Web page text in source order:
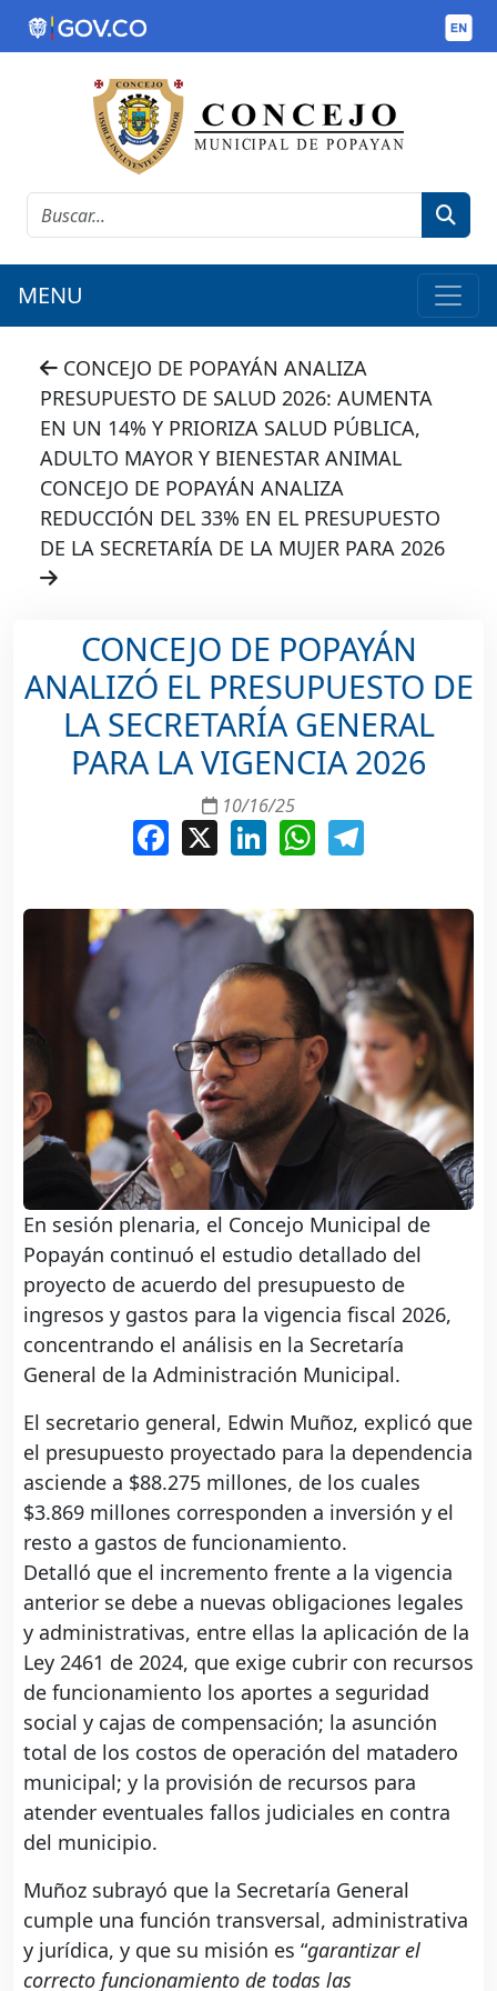
MENU
CONCEJO DE POPAYÁN ANALIZA
PRESUPUESTO DE SALUD 2026: AUMENTA
EN UN 14% Y PRIORIZA SALUD PÚBLICA,
ADULTO MAYOR Y BIENESTAR ANIMAL
CONCEJO DE POPAYÁN ANALIZA
REDUCCIÓN DEL 33% EN EL PRESUPUESTO
DE LA SECRETARÍA DE LA MUJER PARA 2026
CONCEJO DE POPAYÁN
ANALIZÓ EL PRESUPUESTO DE
LA SECRETARÍA GENERAL
PARA LA VIGENCIA 2026
10/16/25
Facebook LinkedInWhatsApp
En sesión plenaria, el Concejo Municipal de
Popayán continuó el estudio detallado del
proyecto de acuerdo del presupuesto de
ingresos y gastos para la vigencia fiscal 2026,
concentrando el análisis en la Secretaría
General de la Administración Municipal.
El secretario general, Edwin Muñoz, explicó que
el presupuesto proyectado para la dependencia
asciende a $88.275 millones, de los cuales
$3.869 millones corresponden a inversión y el
resto a gastos de funcionamiento.
Detalló que el incremento frente a la vigencia
anterior se debe a nuevas obligaciones legales
y administrativas, entre ellas la aplicación de la
Ley 2461 de 2024, que exige cubrir con recursos
de funcionamiento los aportes a seguridad
social y cajas de compensación; la asunción
total de los costos de operación del matadero
municipal; y la provisión de recursos para
atender eventuales fallos judiciales en contra
del municipio.
Muñoz subrayó que la Secretaría General
cumple una función transversal, administrativa
y jurídica, y que su misión es “garantizar el
correcto funcionamiento de todas las